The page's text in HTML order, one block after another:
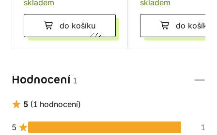
skladem
do košíku
skladem
do košíku
Hodnocení 1
5 (1 hodnocení)
5 1